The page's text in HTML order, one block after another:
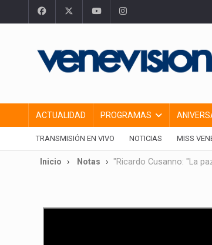
ACTUALIDAD PROGRAMAS
TRANSMISIÓN EN VIVO NOTICIAS MISS
Inicio Notas "Ricardo Cusanno: "La